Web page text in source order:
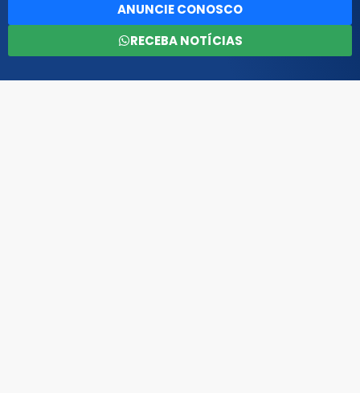
ANUNCIE CONOSCO
RECEBA NOTÍCIAS